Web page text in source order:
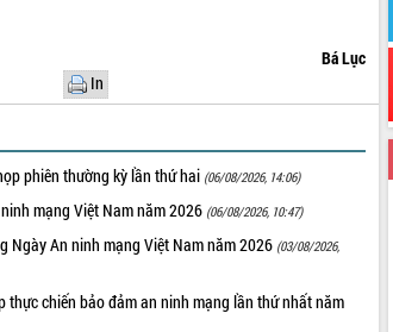
Bá Lục
In
phiên thường kỳ lần thứ hai (06/08/2026, 14:06)
mạng Việt Nam năm 2026 (06/08/2026, 10:47)
Ngày An ninh mạng Việt Nam năm 2026 (03/08/2026,
thực chiến bảo đảm an ninh mạng lần thứ nhất năm